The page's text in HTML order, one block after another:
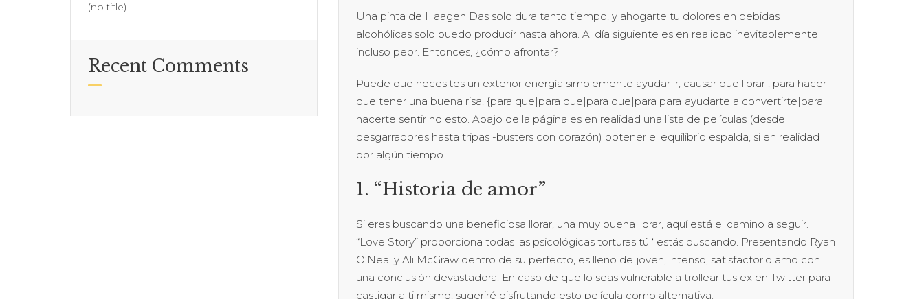
(no title)
Recent Comments
Una pinta de Haagen Das solo dura tanto tiempo, y ahogarte tu dolores en bebidas
alcohólicas solo puedo producir hasta ahora. Al día siguiente es en realidad inevitablemente
incluso peor. Entonces, ¿cómo afrontar?
Puede que necesites un exterior energía simplemente ayudar ir, causar que llorar , para hacer
que tener una buena risa, {para que|para que|para que|para para|ayudarte a convertirte|para
hacerte sentir no esto. Abajo de la página es en realidad una lista de películas (desde
desgarradores hasta tripas -busters con corazón) obtener el equilibrio espalda, si en realidad
por algún tiempo.
1. “Historia de amor”
Si eres buscando una beneficiosa llorar, una muy buena llorar, aquí está el camino a seguir.
“Love Story” proporciona todas las psicológicas torturas tú ‘ estás buscando. Presentando Ryan
O’Neal y Ali McGraw dentro de su perfecto, es lleno de joven, intenso, satisfactorio amo con
una conclusión devastadora. En caso de que lo seas vulnerable a trollear tus ex en Twitter para
castigar a ti mismo, sugeriré disfrutando esto película como alternativa.